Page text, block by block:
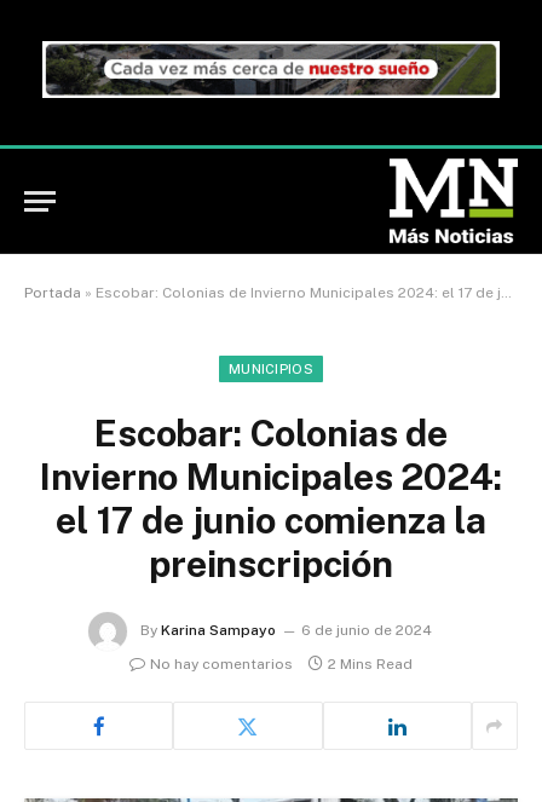
Portada » Escobar: Colonias de Invierno Municipales 2024: el 17 de junio comienza la preinscripción
MUNICIPIOS
Escobar: Colonias de
Invierno Municipales 2024:
el 17 de junio comienza la
preinscripción
By Karina Sampayo
6 de junio de 2024
No hay comentarios
2 Mins Read